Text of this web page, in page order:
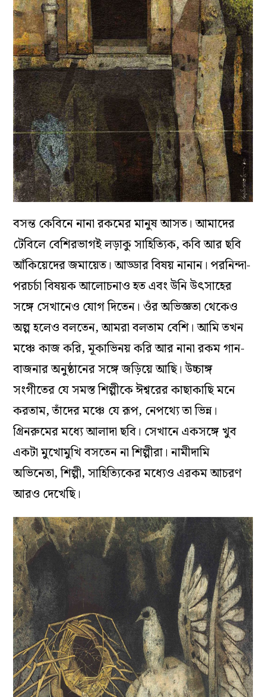
বসন্ত কেবিনে নানা রকমের মানুষ আসত। আমাদের
টেবিলে বেশিরভাগই লড়াকু সাহিত্যিক, কবি আর ছবি
আঁকিয়েদের জমায়েত। আড্ডার বিষয় নানান। পরনিন্দা-
পরচর্চা বিষয়ক আলোচনাও হত এবং উনি উৎসাহের
সঙ্গে সেখানেও যোগ দিতেন। ওঁর অভিজ্ঞতা থেকেও
অল্প হলেও বলতেন, আমরা বলতাম বেশি। আমি তখন
মঞ্চে কাজ করি, মূকাভিনয় করি আর নানা রকম গান-
বাজনার অনুষ্ঠানের সঙ্গে জড়িয়ে আছি। উচ্চাঙ্গ
সংগীতের যে সমস্ত শিল্পীকে ঈশ্বরের কাছাকাছি মনে
করতাম, তাঁদের মঞ্চে যে রূপ, নেপথ্যে তা ভিন্ন।
গ্রিনরুমের মধ্যে আলাদা ছবি। সেখানে একসঙ্গে খুব
একটা মুখোমুখি বসতেন না শিল্পীরা। নামীদামি
অভিনেতা, শিল্পী, সাহিত্যিকের মধ্যেও এরকম আচরণ
আরও দেখেছি।